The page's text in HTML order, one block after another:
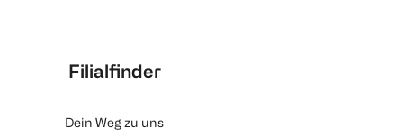
Filialfinder
Dein Weg zu uns